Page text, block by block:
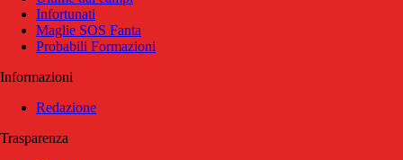
Infortunati
Maglie SOS Fanta
Probabili Formazioni
Informazioni
Redazione
Trasparenza